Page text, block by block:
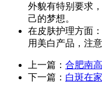
外貌有特别要求
己的梦想。
在皮肤护理方面
用美白产品，注
上一篇： 合肥南
下一篇： 白斑在